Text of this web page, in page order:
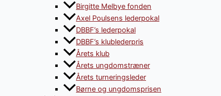
Birgitte Melbye fonden
Axel Poulsens lederpokal
DBBF’s lederpokal
DBBF’s klublederpris
Årets klub
Årets ungdomstræner
Årets turneringsleder
Børne og ungdomsprisen